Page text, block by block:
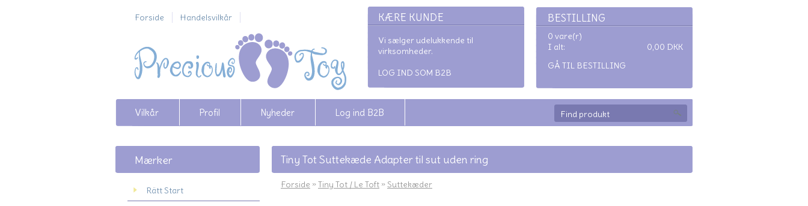
KÆRE KUNDE
Vi sælger udelukkende til
virksomheder.
LOG IND SOM B2B
BESTILLING
0 vare(r)
I alt:
0,00 DKK
GÅ TIL BESTILLING
Forside Handelsvilkår
Vilkår Profil Nyheder Log ind B2B
Mærker
Rätt Start
Tiny Tot Suttekæde Adapter til sut uden ring
Forside » Tiny Tot / Le Toft » Suttekæder